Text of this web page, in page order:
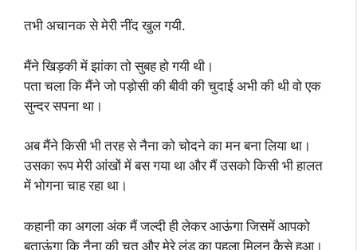
तभी अचानक से मेरी नींद खुल गयी.
मैंने खिड़की में झांका तो सुबह हो गयी थी।
पता चला कि मैंने जो पड़ोसी की बीवी की चुदाई अभी की थी वो एक
सुन्दर सपना था।
अब मैंने किसी भी तरह से नैना को चोदने का मन बना लिया था।
उसका रूप मेरी आंखों में बस गया था और मैं उसको किसी भी हालत
में भोगना चाह रहा था।
कहानी का अगला अंक मैं जल्दी ही लेकर आऊंगा जिसमें आपको
बताऊंगा कि नैना की चूत और मेरे लंड का पहला मिलन कैसे हुआ।